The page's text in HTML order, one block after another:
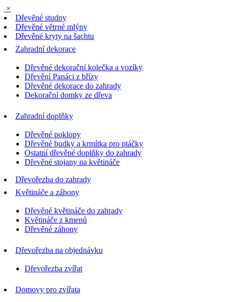
×
Dřevěné studny
Dřevěné větrné mlýny
Dřevěné kryty na šachtu
Zahradní dekorace
Dřevěné dekorační kolečka a vozíky
Dřevění Panáci z břízy
Dřevěné dekorace do zahrady
Dekorační domky ze dřeva
Zahradní doplňky
Dřevěné poklopy
Dřevěné budky a krmítka pro ptáčky
Ostatní dřevěné doplňky do zahrady
Dřevěné stojany na květináče
Dřevořezba do zahrady
Květináče a záhony
Dřevěné květináče do zahrady
Květináče z kmenů
Dřevěné záhony
Dřevořezba na objednávku
Dřevořezba zvířat
Domovy pro zvířata